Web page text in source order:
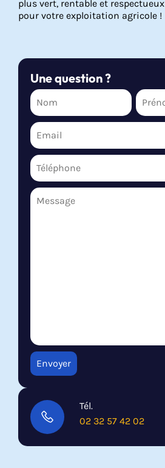
plus vert, rentable et
pour votre exploitation agricole !
Une question ?
Tél.
02 32 57 42 02